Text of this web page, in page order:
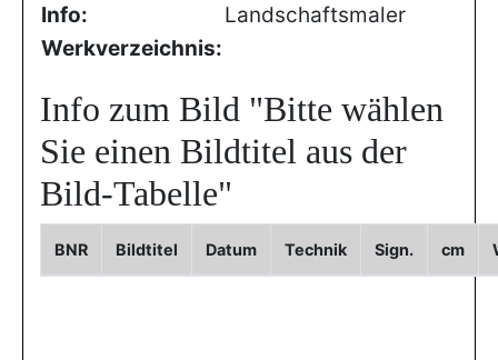
Info:
Landschaftsmaler
Werkverzeichnis:
Info zum Bild "Bitte wählen
Sie einen Bildtitel aus der
Bild-Tabelle"
BNR Bildtitel Datum Technik Sign. cm